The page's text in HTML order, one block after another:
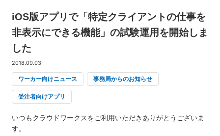
iOS版アプリで「特定クライアントの仕事を
非表示にできる機能」の試験運用を開始しま
した
2018.09.03
ワーカー向けニュース 事務局からのお知らせ
受注者向けアプリ
いつもクラウドワークスをご利用いただきありがとうございま
す。